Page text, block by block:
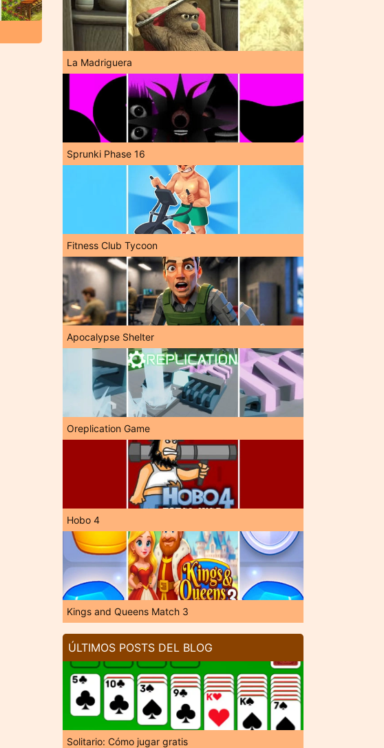
La Madriguera
Sprunki Phase 16
Fitness Club Tycoon
Apocalypse Shelter
Oreplication Game
Hobo 4
Kings and Queens Match 3
ÚLTIMOS POSTS DEL BLOG
Solitario: Cómo jugar gratis